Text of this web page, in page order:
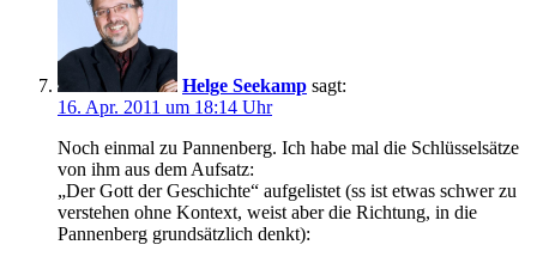
Helge Seekamp sagt:
16. Apr. 2011 um 18:14 Uhr
Noch einmal zu Pannenberg. Ich habe mal die Schlüsselsätze
von ihm aus dem Aufsatz:
„Der Gott der Geschichte“ aufgelistet (ss ist etwas schwer zu
verstehen ohne Kontext, weist aber die Richtung, in die
Pannenberg grundsätzlich denkt):